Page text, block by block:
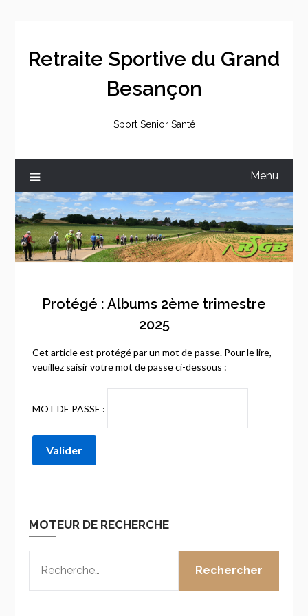
Retraite Sportive du Grand
Besançon
Sport Senior Santé
Menu
Protégé : Albums 2ème trimestre
2025
Cet article est protégé par un mot de passe. Pour le lire,
veuillez saisir votre mot de passe ci-dessous :
MOT DE PASSE :
MOTEUR DE RECHERCHE